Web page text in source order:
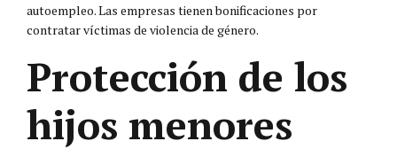
autoempleo. Las empresas tienen bonificaciones por
contratar víctimas de violencia de género.
Protección de los
hijos menores